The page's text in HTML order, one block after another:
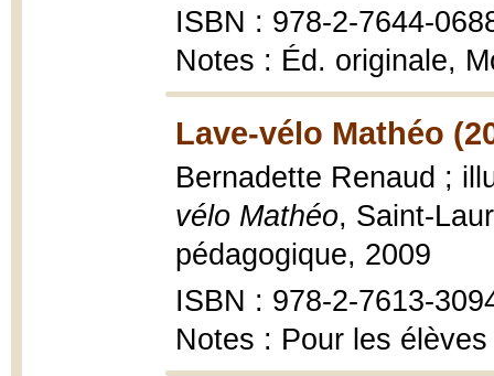
ISBN : 978-2-7644-
Notes : Éd. originale,
Lave-vélo Mathéo
Bernadette Renaud ;
vélo Mathéo, Saint-
pédagogique, 2009
ISBN : 978-2-7613-
Notes : Pour les